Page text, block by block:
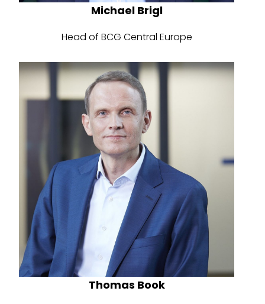
Michael Brigl
Head of BCG Central Europe
Thomas Book